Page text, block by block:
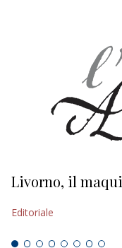
Livorno, il
Editoriale